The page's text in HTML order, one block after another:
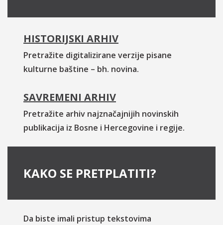
HISTORIJSKI ARHIV
Pretražite digitalizirane verzije pisane
kulturne baštine – bh. novina.
SAVREMENI ARHIV
Pretražite arhiv najznačajnijih novinskih
publikacija iz Bosne i Hercegovine i regije.
KAKO SE PRETPLATITI?
Da biste imali pristup tekstovima